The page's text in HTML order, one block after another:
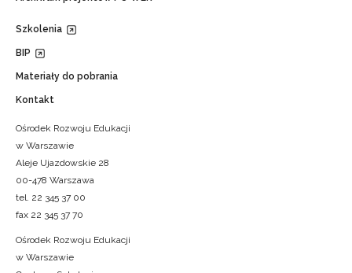
Szkolenia
BIP
Materiały do pobrania
Kontakt
Ośrodek Rozwoju Edukacji
w Warszawie
Aleje Ujazdowskie 28
00-478 Warszawa
tel. 22 345 37 00
fax 22 345 37 70
Ośrodek Rozwoju Edukacji
w Warszawie